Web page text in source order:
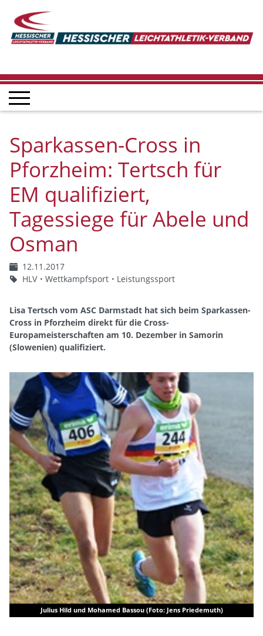
Sparkassen-Cross in
Pforzheim: Tertsch für
EM qualifiziert,
Tagessiege für Abele und
Osman
12.11.2017
HLV
Wettkampfsport Leistungssport
Lisa Tertsch vom ASC Darmstadt hat sich beim Sparkassen-
Cross in Pforzheim direkt für die Cross-
Europameisterschaften am 10. Dezember in Samorin
(Slowenien) qualifiziert.
Julius Hild und Mohamed Bassou (Foto: Jens Priedemuth)